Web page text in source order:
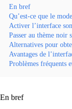
En bref
Qu’est-ce que le
Activer l’interface
Passer au thème noir
Alternatives pour
Avantages de
Problèmes fréquents
En bref